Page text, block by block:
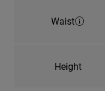
Waist
Height